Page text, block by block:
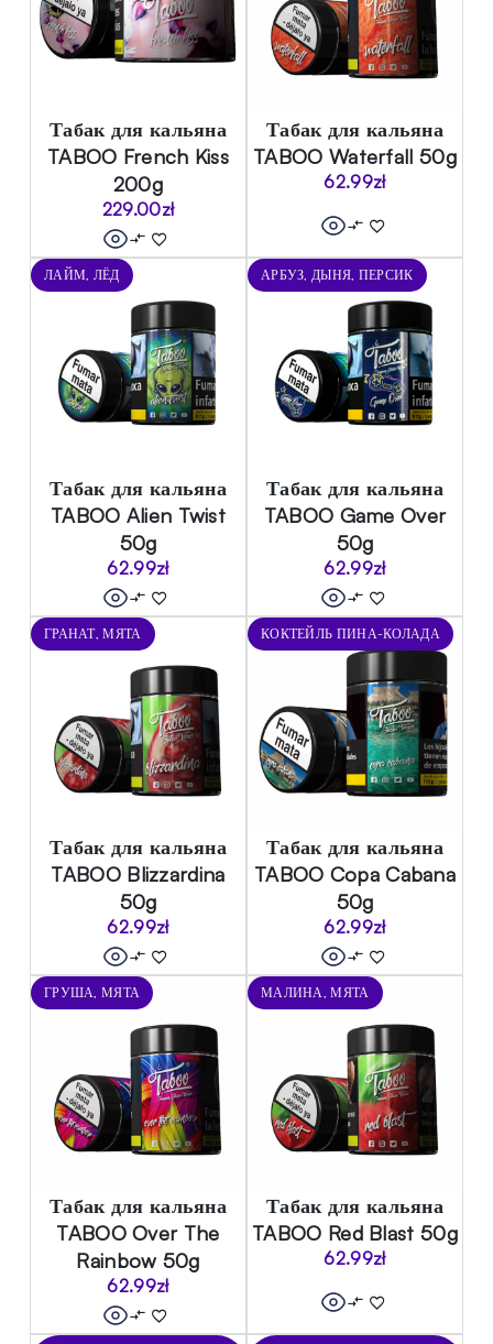
Табак для кальяна
TABOO French Kiss
200g
229.00zł
Табак для кальяна
TABOO Waterfall 50g
62.99zł
ЛАЙМ, ЛЁД
Табак для кальяна
TABOO Alien Twist
50g
62.99zł
АРБУЗ, ДЫНЯ, ПЕРСИК
Табак для кальяна
TABOO Game Over
50g
62.99zł
ГРАНАТ, МЯТА
Табак для кальяна
TABOO Blizzardina
50g
62.99zł
КОКТЕЙЛЬ ПИНА-КОЛАДА
Табак для кальяна
TABOO Copa Cabana
50g
62.99zł
ГРУША, МЯТА
Табак для кальяна
TABOO Over The
Rainbow 50g
62.99zł
МАЛИНА, МЯТА
Табак для кальяна
TABOO Red Blast 50g
62.99zł